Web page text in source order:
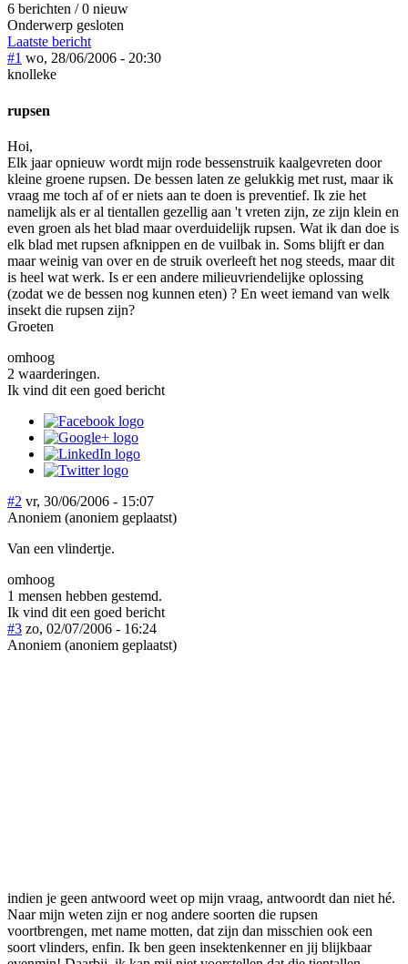
6 berichten / 0 nieuw
Onderwerp gesloten
Laatste bericht
#1 wo, 28/06/2006 - 20:30
knolleke
rupsen
Hoi,
Elk jaar opnieuw wordt mijn rode bessenstruik kaalgevreten door
kleine groene rupsen. De bessen laten ze gelukkig met rust, maar ik
vraag me toch af of er niets aan te doen is preventief. Ik zie het
namelijk als er al tientallen gezellig aan 't vreten zijn, ze zijn klein en
even groen als het blad maar overduidelijk rupsen. Wat ik dan doe is
elk blad met rupsen afknippen en de vuilbak in. Soms blijft er dan
maar weinig van over en de struik overleeft het nog steeds, maar dit
is heel wat werk. Is er een andere milieuvriendelijke oplossing
(zodat we de bessen nog kunnen eten) ? En weet iemand van welk
insekt die rupsen zijn?
Groeten
omhoog
2 waarderingen.
Ik vind dit een goed bericht
#2 vr, 30/06/2006 - 15:07
Anoniem (anoniem geplaatst)
Van een vlindertje.
omhoog
1 mensen hebben gestemd.
Ik vind dit een goed bericht
#3 zo, 02/07/2006 - 16:24
Anoniem (anoniem geplaatst)
indien je geen antwoord weet op mijn vraag, antwoordt dan niet hé.
Naar mijn weten zijn er nog andere soorten die rupsen
voortbrengen, met name motten, dat zijn dan misschien ook een
soort vlinders, enfin. Ik ben geen insektenkenner en jij blijkbaar